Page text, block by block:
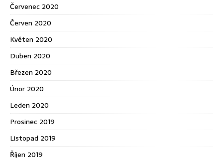
Červenec 2020
Červen 2020
Květen 2020
Duben 2020
Březen 2020
Únor 2020
Leden 2020
Prosinec 2019
Listopad 2019
Říjen 2019